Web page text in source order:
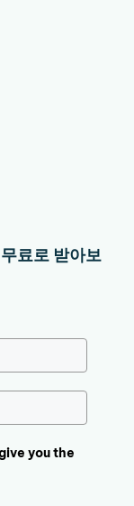
료로 받아보
you the